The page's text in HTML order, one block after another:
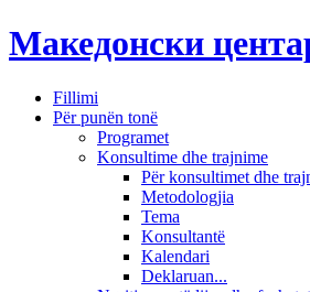
Македонски
Fillimi
Për punën tonë
Programet
Konsultime dhe trajnime
Për konsultimet dhe
Metodologjia
Tema
Konsultantë
Kalendari
Deklaruan...